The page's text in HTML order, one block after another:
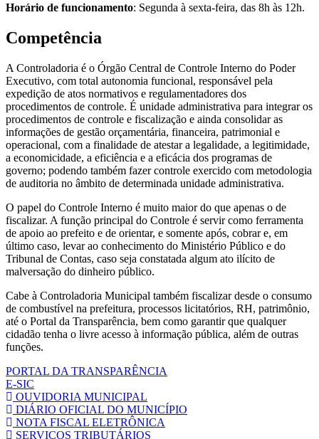
Horário de funcionamento: Segunda à sexta-feira, das 8h às 12h.
Competência
A Controladoria é o Órgão Central de Controle Interno do Poder
Executivo, com total autonomia funcional, responsável pela
expedição de atos normativos e regulamentadores dos
procedimentos de controle. É unidade administrativa para integrar os
procedimentos de controle e fiscalização e ainda consolidar as
informações de gestão orçamentária, financeira, patrimonial e
operacional, com a finalidade de atestar a legalidade, a legitimidade,
a economicidade, a eficiência e a eficácia dos programas de
governo; podendo também fazer controle exercido com metodologia
de auditoria no âmbito de determinada unidade administrativa.
O papel do Controle Interno é muito maior do que apenas o de
fiscalizar. A função principal do Controle é servir como ferramenta
de apoio ao prefeito e de orientar, e somente após, cobrar e, em
último caso, levar ao conhecimento do Ministério Público e do
Tribunal de Contas, caso seja constatada algum ato ilícito de
malversação do dinheiro público.
Cabe à Controladoria Municipal também fiscalizar desde o consumo
de combustível na prefeitura, processos licitatórios, RH, patrimônio,
até o Portal da Transparência, bem como garantir que qualquer
cidadão tenha o livre acesso à informação pública, além de outras
funções.
PORTAL DA TRANSPARÊNCIA
E-SIC
OUVIDORIA MUNICIPAL
DIÁRIO OFICIAL DO MUNICÍPIO
NOTA FISCAL ELETRÔNICA
SERVIÇOS TRIBUTÁRIOS